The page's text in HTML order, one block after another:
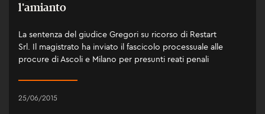
l'amianto
La sentenza del giudice Gregori su ricorso di Restart
Srl. Il magistrato ha inviato il fascicolo processuale alle
procure di Ascoli e Milano per presunti reati penali
25/06/2015